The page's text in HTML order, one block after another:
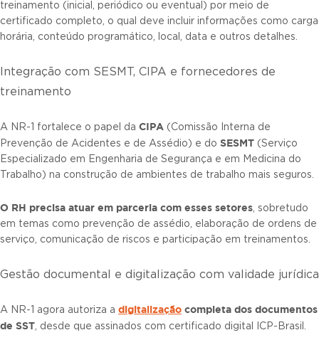
treinamento (inicial, periódico ou eventual) por meio de
certificado completo, o qual deve incluir informações como carga
horária, conteúdo programático, local, data e outros detalhes.
Integração com SESMT, CIPA e fornecedores de
treinamento
A NR-1 fortalece o papel da CIPA (Comissão Interna de
Prevenção de Acidentes e de Assédio) e do SESMT (Serviço
Especializado em Engenharia de Segurança e em Medicina do
Trabalho) na construção de ambientes de trabalho mais seguros.
O RH precisa atuar em parceria com esses setores, sobretudo
em temas como prevenção de assédio, elaboração de ordens de
serviço, comunicação de riscos e participação em treinamentos.
Gestão documental e digitalização com validade jurídica
A NR-1 agora autoriza a digitalização completa dos documentos
de SST, desde que assinados com certificado digital ICP-Brasil.